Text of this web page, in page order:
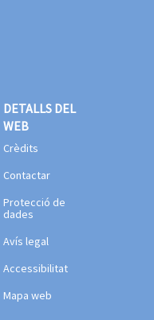
DETALLS DEL
WEB
Crèdits
Contactar
Protecció de
dades
Avís legal
Accessibilitat
Mapa web